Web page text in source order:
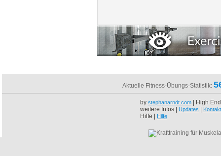
Aktuelle Fitness-Übungs-Statistik:
by stephanarndt.com | High
weitere Infos | Updates Kontakt
Hilfe | Hilfe